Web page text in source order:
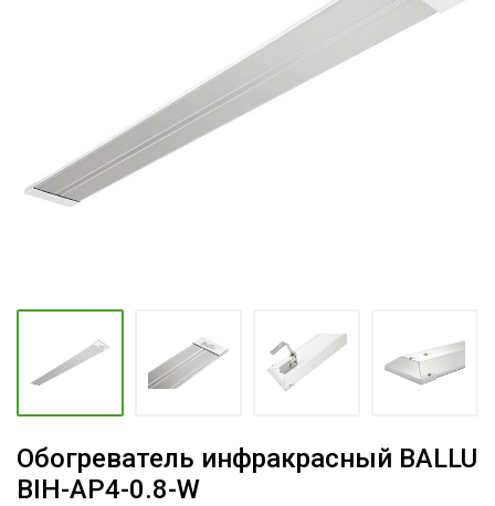
Обогреватель инфракрасный BALLU
BIH-AP4-0.8-W